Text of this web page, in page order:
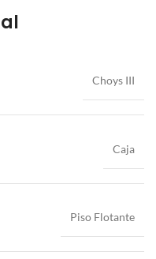
Choys III
Caja
Piso Flotante